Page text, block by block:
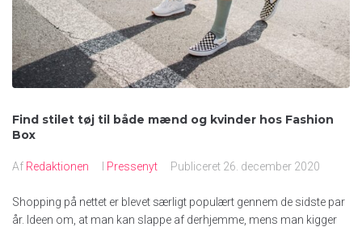
Find stilet tøj til både mænd og kvinder hos Fashion
Box
Af Redaktionen I Pressenyt Publiceret 26. december 2020
Shopping på nettet er blevet særligt populært gennem de sidste par
år. Ideen om, at man kan slappe af derhjemme, mens man kigger